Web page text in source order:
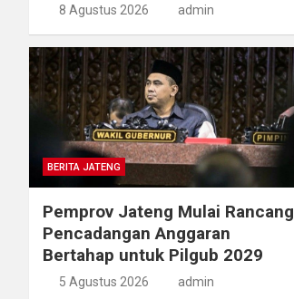
8 Agustus 2026 admin
BERITA JATENG
Pemprov Jateng Mulai Rancang
Pencadangan Anggaran
Bertahap untuk Pilgub 2029
5 Agustus 2026 admin